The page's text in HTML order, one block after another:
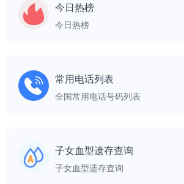
今日热榜
今日热榜
常用电话列表
全国常用电话号码列表
子女血型遗存查询
子女血型遗存查询